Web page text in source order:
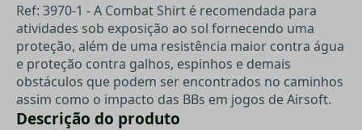
Ref: 3970-1 - A Combat Shirt é recomendada para
atividades sob exposição ao sol fornecendo uma
proteção, além de uma resistência maior contra água
e proteção contra galhos, espinhos e demais
obstáculos que podem ser encontrados no caminhos
assim como o impacto das BBs em jogos de Airsoft.
Descrição do produto